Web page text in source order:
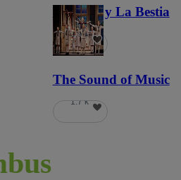
La Bella y La Bestia
5.9 k
The Sound of Music
1.7 k